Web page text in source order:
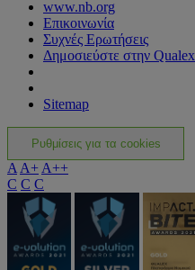
www.nb.org
Επικοινωνία
Συχνές Ερωτήσεις
Δημοσιεύστε στην Qualex
Sitemap
Ρυθμίσεις για τα cookies
A A+ A++
C C C